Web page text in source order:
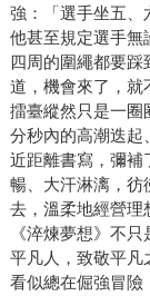
強：「選手坐五、
他甚至規定選手無
四周的圍繩都要
道，機會來了，就
擂臺縱然只是一圈
分秒內的高潮迭起
近距離書寫，彌補
暢、大汗淋漓，彷
去，溫柔地經營理
《淬煉夢想》不
平凡人，致敬平凡
看似總在倔強冒險